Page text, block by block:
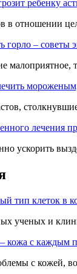
ребенку
в отношении
горло – советы
малоприятное,
лечения
ускорить
тип клеток в
ученых и
кожа с каждым
с кожей,